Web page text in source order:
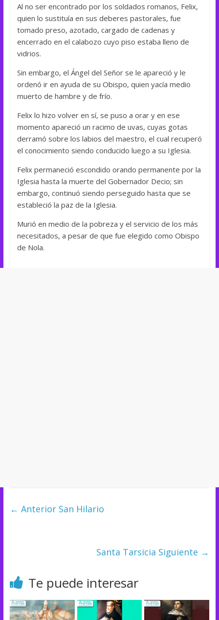
Al no ser encontrado por los soldados romanos, Felix,
quien lo sustituía en sus deberes pastorales, fue
tomado preso, azotado, cargado de cadenas y
encerrado en el calabozo cuyo piso estaba lleno de
vidrios.
Sin embargo, el Ángel del Señor se le apareció y le
ordenó ir en ayuda de su Obispo, quien yacía medio
muerto de hambre y de frío.
Felix lo hizo volver en sí, se puso a orar y en ese
momento apareció un racimo de uvas, cuyas gotas
derramó sobre los labios del maestro, el cual recuperó
el conocimiento siendo conducido luego a su Iglesia.
Felix permaneció escondido orando permanente por la
Iglesia hasta la muerte del Gobernador Decio; sin
embargo, continuó siendo perseguido hasta que se
estableció la paz de la Iglesia.
Murió en medio de la pobreza y el servicio de los más
necesitados, a pesar de que fue elegido como Obispo
de Nola.
← AnteriorSan Hilario
Santa Tarsicia Siguiente →
Te puede interesar